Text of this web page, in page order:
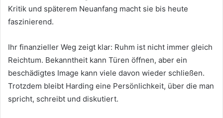
Kritik und späterem Neuanfang macht sie bis heute
faszinierend.
Ihr finanzieller Weg zeigt klar: Ruhm ist nicht immer gleich
Reichtum. Bekanntheit kann Türen öffnen, aber ein
beschädigtes Image kann viele davon wieder schließen.
Trotzdem bleibt Harding eine Persönlichkeit, über die man
spricht, schreibt und diskutiert.